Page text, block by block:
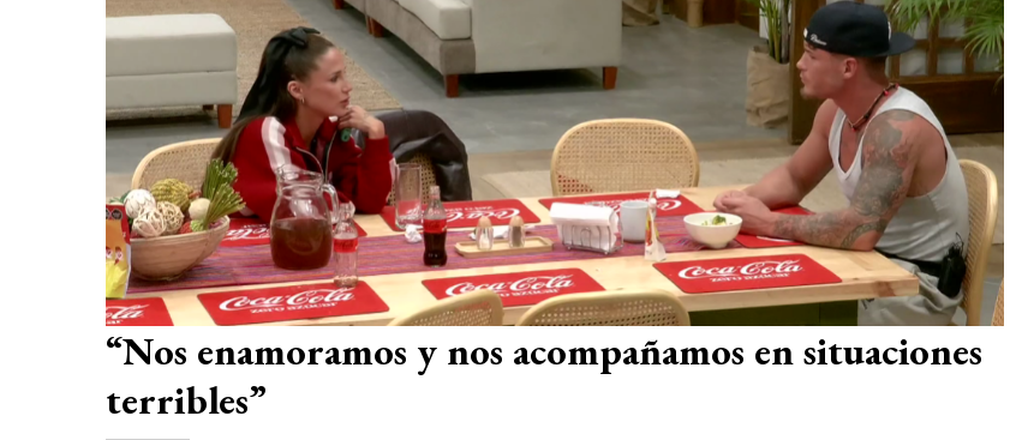
“Nos enamoramos y nos acompañamos en situaciones
terribles”